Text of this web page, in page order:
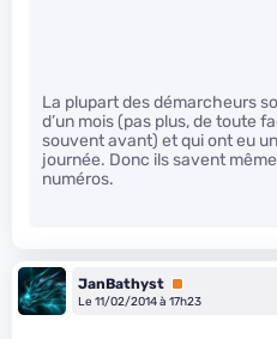
La plupart des démarcheurs
d’un mois (pas plus, de toute
souvent avant) et qui ont eu
journée. Donc ils savent
numéros.
JanBathyst Premium
Le 11/02/2014 à 17h23